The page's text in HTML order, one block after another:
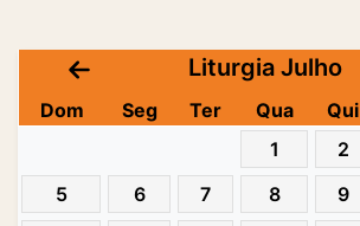
Liturgia Julho
Dom Seg Ter Qua Qui
1
2
5
6 7 8 9